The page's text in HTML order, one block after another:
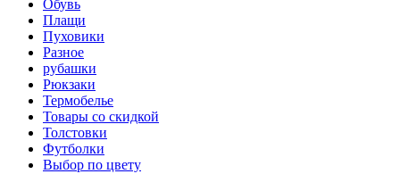
Обувь
Плащи
Пуховики
Разное
рубашки
Рюкзаки
Термобелье
Товары со скидкой
Толстовки
Футболки
Выбор по цвету